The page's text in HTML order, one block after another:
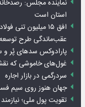
نماینده مجلس:
استان است
عقب‌ماندگی طرح
پارادوکس سدهای پُر و
غول‌های خاموشی که
سردرگمی در بازار اجاره
جهان هنوز روی سیم
تقویت پول ملی؛